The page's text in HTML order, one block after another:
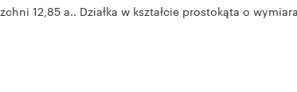
12,85 a.. Działka w kształcie prostokąta o